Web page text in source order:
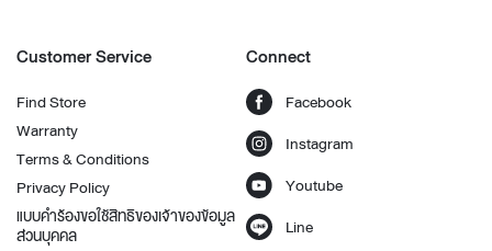
Customer Service
Find Store
Warranty
Terms & Conditions
Privacy Policy
แบบคำร้องขอใช้สิทธิของเจ้าของข้อมูล
ส่วนบุคคล
Connect
Facebook
Instagram
Youtube
Line